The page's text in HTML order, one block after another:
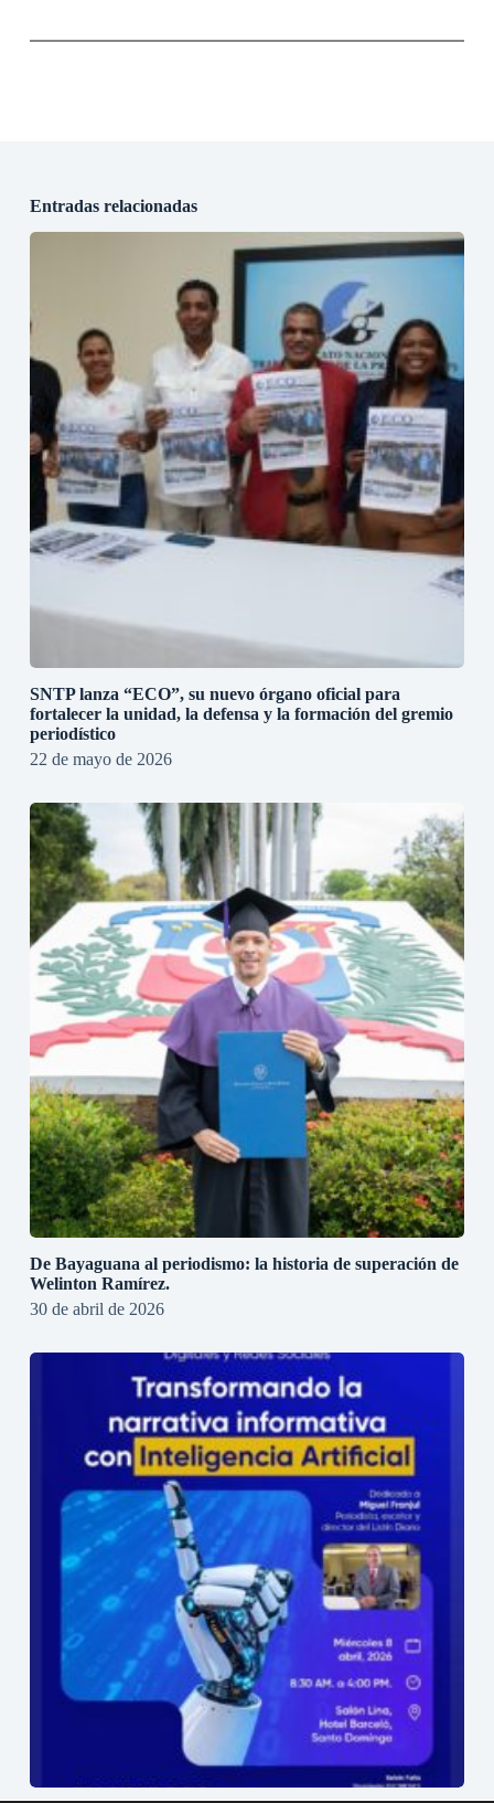
Entradas relacionadas
SNTP lanza “ECO”, su nuevo órgano oficial para
fortalecer la unidad, la defensa y la formación del gremio
periodístico
22 de mayo de 2026
De Bayaguana al periodismo: la historia de superación de
Welinton Ramírez.
30 de abril de 2026